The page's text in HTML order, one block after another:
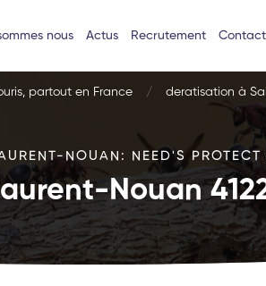
nous Actus Recrutement Contact
partout en France deratisation à
NOUAN: NEED'S
Nouan